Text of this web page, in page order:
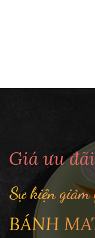
Giá ưu
Sự kiện giảm
BÁNH